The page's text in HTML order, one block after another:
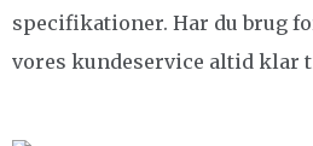
specifikationer. Har du brug
vores kundeservice altid klar